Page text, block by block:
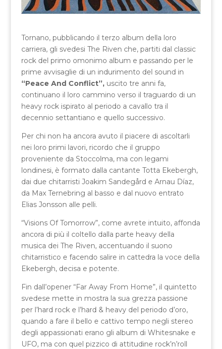
Tornano, pubblicando il terzo album della loro
carriera, gli svedesi The Riven che, partiti dal classic
rock del primo omonimo album e passando per le
prime avvisaglie di un indurimento del sound in
“Peace And Conflict”, uscito tre anni fa,
continuano il loro cammino verso il traguardo di un
heavy rock ispirato al periodo a cavallo tra il
decennio settantiano e quello successivo.
Per chi non ha ancora avuto il piacere di ascoltarli
nei loro primi lavori, ricordo che il gruppo
proveniente da Stoccolma, ma con legami
londinesi, è formato dalla cantante Totta Ekebergh,
dai due chitarristi Joakim Sandegård e Arnau Díaz,
da Max Ternebring al basso e dal nuovo entrato
Elias Jonsson alle pelli.
“Visions Of Tomorrow”, come avrete intuito, affonda
ancora di più il coltello dalla parte heavy della
musica dei The Riven, accentuando il suono
chitarristico e facendo salire in cattedra la voce della
Ekebergh, decisa e potente.
Fin dall’opener “Far Away From Home”, il quintetto
svedese mette in mostra la sua grezza passione
per l’hard rock e l’hard & heavy del periodo d’oro,
quando a fare il bello e cattivo tempo negli stereo
degli appassionati erano gli album di Whitesnake e
UFO, ma con quel pizzico di attitudine rock’n’roll